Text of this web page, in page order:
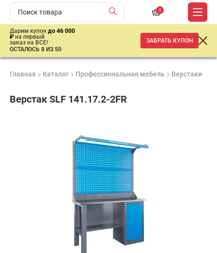
0
Дарим купон до 46 000
₽ на первый
заказ на ВСЕ!
ОСТАЛОСЬ 8 ИЗ 50
ЗАБРАТЬ КУПОН
Главная Каталог Профессиональная мебель Верстаки
Верстак SLF 141.17.2-2FR
сертифицирована
Добавить в корзину
Купить в 1 клик